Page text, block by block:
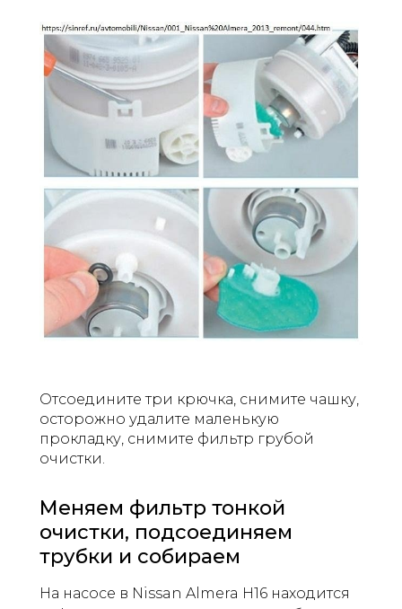
Отсоедините три крючка, снимите чашку,
осторожно удалите маленькую
прокладку, снимите фильтр грубой
очистки.
Меняем фильтр тонкой
очистки, подсоединяем
трубки и собираем
На насосе в Nissan Almera H16 находится